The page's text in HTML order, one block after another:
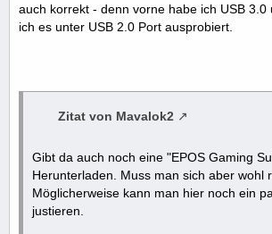
auch korrekt - denn vorne habe ich USB 3.0
ich es unter USB 2.0 Port ausprobiert.
Zitat von Mavalok2
Gibt da auch noch eine "EPOS Gaming
Herunterladen. Muss man sich aber wohl
Möglicherweise kann man hier noch ein
justieren.